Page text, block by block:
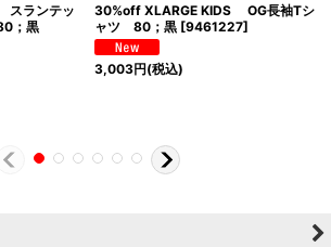
ランテッ
；黒
30%off XLARGE KIDS OG長袖Tシ
ャツ 80；黒 [9461227]
3,003円(税込)